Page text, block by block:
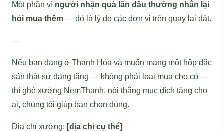
Một phần vì người nhận quà lần đầu thường nhắn lại
hỏi mua thêm — đó là lý do các đơn vị trên quay lại đặt.
—
Nếu bạn đang ở Thanh Hóa và muốn mang một hộp đặc
sản thật sự đáng tặng — không phải loại mua cho có —
thì ghé xưởng NemThanh, nói thẳng mục đích tặng cho
ai, chúng tôi giúp bạn chọn đúng.
Địa chỉ xưởng: [địa chỉ cụ thể]